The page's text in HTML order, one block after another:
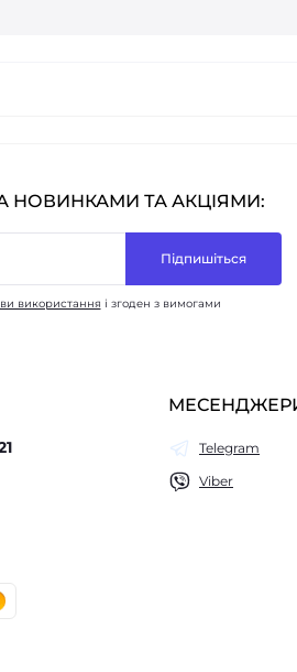
НОВИНКАМИ ТА АКЦІЯМИ:
Підпишіться
використання і згоден з вимогами
Telegram
Viber